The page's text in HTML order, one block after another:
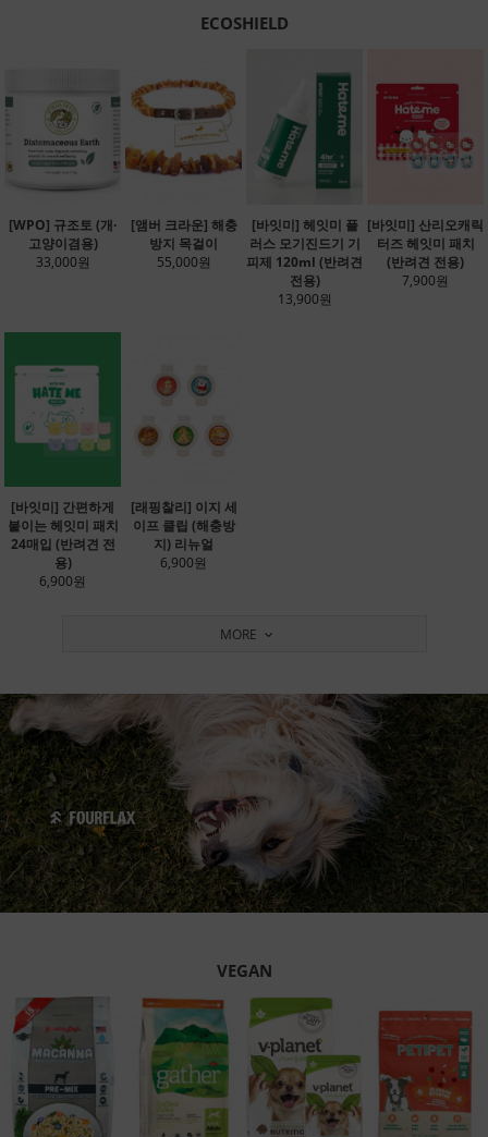
ECOSHIELD
[WPO] 규조토 (개·
고양이겸용)
33,000원
[앰버 크라운] 해충
방지 목걸이
55,000원
[바잇미] 헤잇미 플
러스 모기진드기 기
피제 120ml (반려견
전용)
13,900원
[바잇미] 산리오캐릭
터즈 헤잇미 패치
(반려견 전용)
7,900원
[바잇미] 간편하게
붙이는 헤잇미 패치
24매입 (반려견 전
용)
6,900원
[래핑찰리] 이지 세
이프 클립 (해충방
지) 리뉴얼
6,900원
MORE
VEGAN